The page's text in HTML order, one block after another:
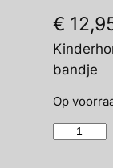
€
bandje
Op